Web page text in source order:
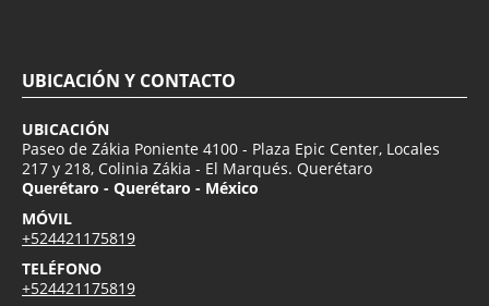
UBICACIÓN Y CONTACTO
UBICACIÓN
Paseo de Zákia Poniente 4100 - Plaza Epic Center, Locales
217 y 218, Colinia Zákia - El Marqués. Querétaro
Querétaro - Querétaro - México
MÓVIL
+524421175819
TELÉFONO
+524421175819